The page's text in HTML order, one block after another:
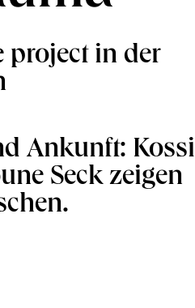
project in der
Ankunft: Kossi
Seck zeigen